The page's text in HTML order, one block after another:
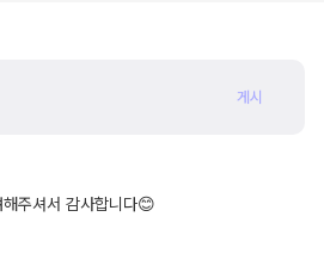
게시
주셔서 감사합니다😊